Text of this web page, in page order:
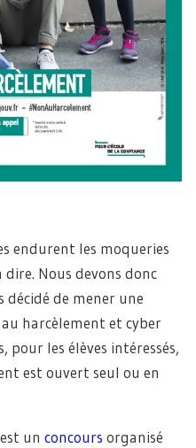
endurent les moqueries
Nous devons donc
de mener une
harcèlement et cyber
pour les élèves intéressés,
est ouvert seul ou en
est un concours organisé